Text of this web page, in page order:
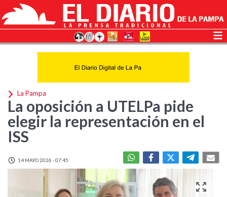
La Pampa
La oposición a UTELPa pide
elegir la representación en el
ISS
14 MAYO 2026 - 07:45